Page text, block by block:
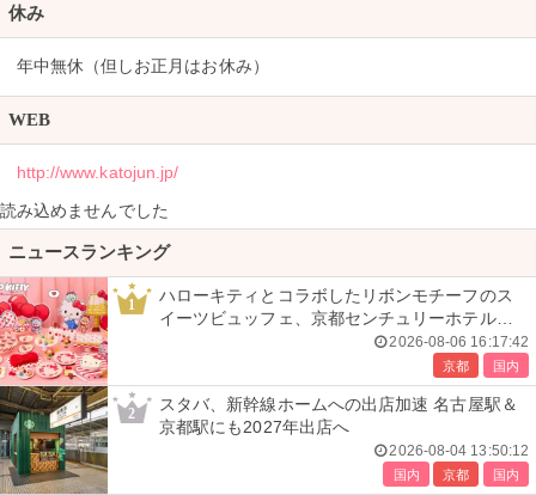
休み
年中無休（但しお正月はお休み）
WEB
http://www.katojun.jp/
読み込めませんでした
ニュースランキング
1
ハローキティとコラボしたリボンモチーフのス
イーツビュッフェ、京都センチュリーホテルで
2026-08-06 16:17:42
京都 国内
2
スタバ、新幹線ホームへの出店加速 名古屋駅＆
京都駅にも2027年出店へ
2026-08-04 13:50:12
国内 京都 国内